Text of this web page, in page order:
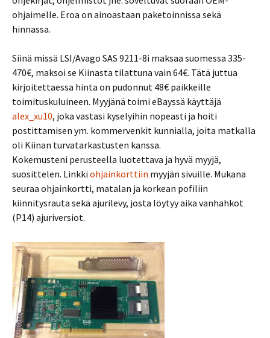
ohjaimelle. Eroa on ainoastaan paketoinnissa sekä
hinnassa.
Siinä missä LSI/Avago SAS 9211-8i maksaa suomessa 335-
470€, maksoi se Kiinasta tilattuna vain 64€. Tätä juttua
kirjoitettaessa hinta on pudonnut 48€ paikkeille
toimituskuluineen. Myyjänä toimi eBayssä käyttäjä
alex_xu10, joka vastasi kyselyihin nopeasti ja hoiti
postittamisen ym. kommervenkit kunnialla, joita matkalla
oli Kiinan turvatarkastusten kanssa.
Kokemusteni perusteella luotettava ja hyvä myyjä,
suosittelen. Linkki ohjainkorttiin myyjän sivuille. Mukana
seuraa ohjainkortti, matalan ja korkean pofiliin
kiinnitysrauta sekä ajurilevy, josta löytyy aika vanhahkot
(P14) ajuriversiot.